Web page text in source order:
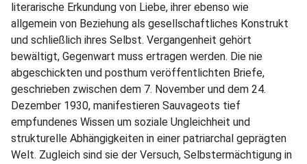
literarische Erkundung von Liebe, ihrer ebenso wie
allgemein von Beziehung als gesellschaftliches Konstrukt
und schließlich ihres Selbst. Vergangenheit gehört
bewältigt, Gegenwart muss ertragen werden. Die nie
abgeschickten und posthum veröffentlichten Briefe,
geschrieben zwischen dem 7. November und dem 24.
Dezember 1930, manifestieren Sauvageots tief
empfundenes Wissen um soziale Ungleichheit und
strukturelle Abhängigkeiten in einer patriarchal geprägten
Welt. Zugleich sind sie der Versuch, Selbstermächtigung in